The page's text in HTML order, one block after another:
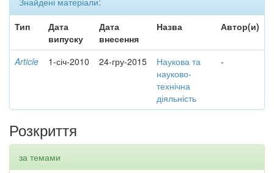
Тип
Дата
випуску
Дата
внесення
Назва Автор(и)
Article 1-січ-2010 24-гру-2015
Наукова та
науково-
технічна
діяльність
-
Розкриття
за темами